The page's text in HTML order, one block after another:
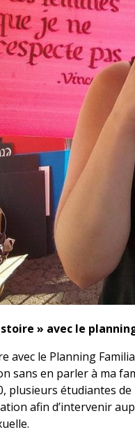
» avec le
avec le Planning
sans en parler à ma
plusieurs étudiantes
afin d’intervenir